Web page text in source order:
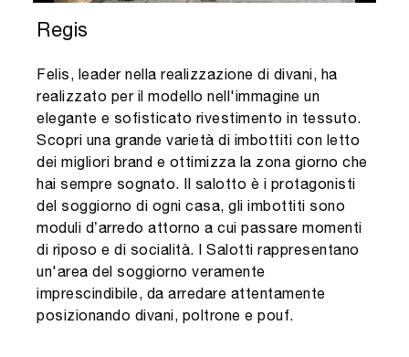
Regis
Felis, leader nella realizzazione di divani, ha
realizzato per il modello nell'immagine un
elegante e sofisticato rivestimento in tessuto.
Scopri una grande varietà di imbottiti con letto
dei migliori brand e ottimizza la zona giorno che
hai sempre sognato. Il salotto è i protagonisti
del soggiorno di ogni casa, gli imbottiti sono
moduli d’arredo attorno a cui passare momenti
di riposo e di socialità. I Salotti rappresentano
un'area del soggiorno veramente
imprescindibile, da arredare attentamente
posizionando divani, poltrone e pouf.